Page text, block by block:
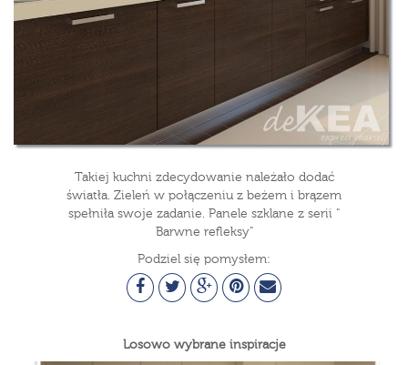
Takiej kuchni zdecydowanie należało dodać
światła. Zieleń w połączeniu z beżem i brązem
spełniła swoje zadanie. Panele szklane z serii "
Barwne refleksy"
Podziel się pomysłem:
Losowo wybrane inspiracje